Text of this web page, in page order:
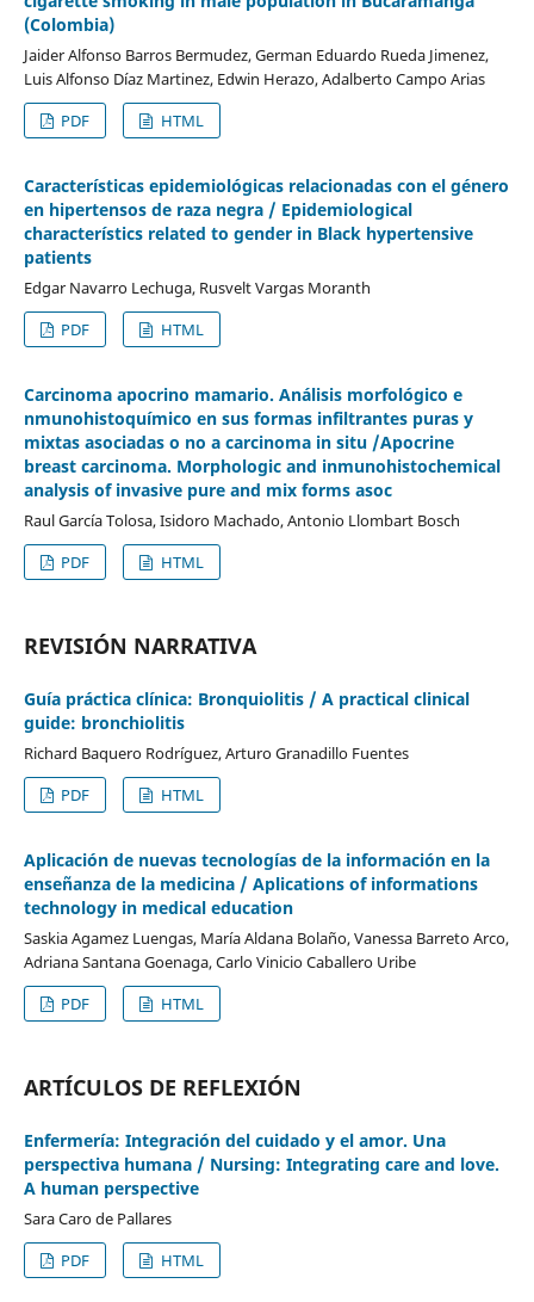
(Colombia)
Jaider Alfonso Barros Bermudez, German Eduardo Rueda Jimenez,
Luis Alfonso Díaz Martinez, Edwin Herazo, Adalberto Campo Arias
PDF
HTML
Características epidemiológicas relacionadas con el género
en hipertensos de raza negra / Epidemiological
characterístics related to gender in Black hypertensive
patients
Edgar Navarro Lechuga, Rusvelt Vargas Moranth
PDF
HTML
Carcinoma apocrino mamario. Análisis morfológico e
nmunohistoquímico en sus formas infiltrantes puras y
mixtas asociadas o no a carcinoma in situ /Apocrine
breast carcinoma. Morphologic and inmunohistochemical
analysis of invasive pure and mix forms asoc
Raul García Tolosa, Isidoro Machado, Antonio Llombart Bosch
PDF
HTML
REVISIÓN NARRATIVA
Guía práctica clínica: Bronquiolitis / A practical clinical
guide: bronchiolitis
Richard Baquero Rodríguez, Arturo Granadillo Fuentes
PDF
HTML
Aplicación de nuevas tecnologías de la información en la
enseñanza de la medicina / Aplications of informations
technology in medical education
Saskia Agamez Luengas, María Aldana Bolaño, Vanessa Barreto Arco,
Adriana Santana Goenaga, Carlo Vinicio Caballero Uribe
PDF
HTML
ARTÍCULOS DE REFLEXIÓN
Enfermería: Integración del cuidado y el amor. Una
perspectiva humana / Nursing: Integrating care and love.
A human perspective
Sara Caro de Pallares
PDF
HTML